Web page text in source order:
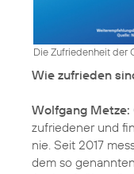
Die Zufriedenheit der
Wie zufrieden
Wolfgang Metze:
zufriedener und
nie. Seit 2017
dem so genannten